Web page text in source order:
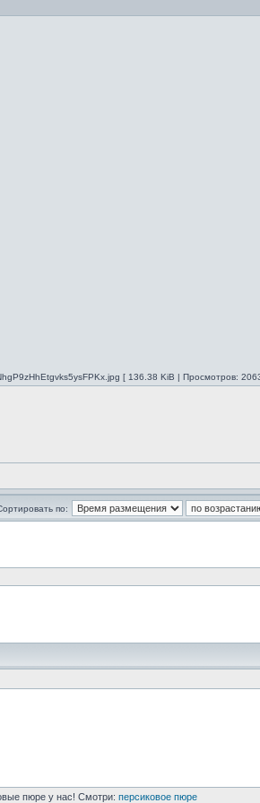
[ 136.38 KiB | Просмотров:
по:
пюре у нас! Смотри: персиковое пюре